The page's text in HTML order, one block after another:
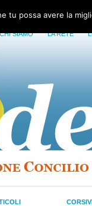
CHI SIAMO LA RETE
tu possa avere la